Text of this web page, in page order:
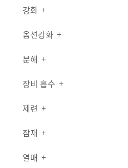
강화
옵션강화
분해
장비 흡수
제련
잠재
열매